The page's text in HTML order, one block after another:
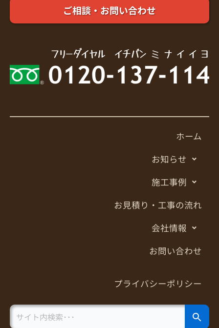
ご相談・お問い合わせ
ホーム
お知らせ
施工事例
お見積り・工事の流れ
会社情報
お問い合わせ
プライバシーポリシー
Search
for:
Search Button